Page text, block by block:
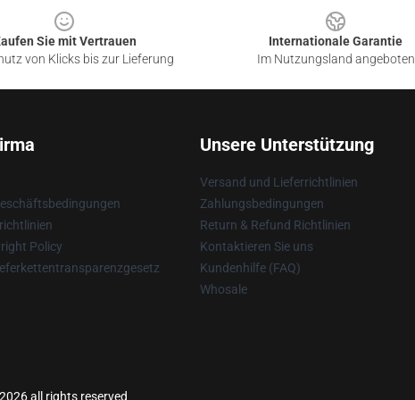
Sie mit Vertrauen
von Klicks bis zur Lieferung
Internationale Garantie
Im Nutzungsland angeboten
Policy
Unsere Unterstützung
Versand und Lieferrichtlinien
Zahlungsbedingungen
Return & Refund Richtlinien
Kontaktieren Sie uns
Kundenhilfe (FAQ)
Whosale
all rights reserved